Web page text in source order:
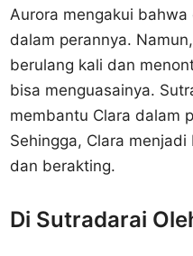
Aurora mengakui
dalam perannya.
berulang kali dan
bisa menguasainya.
membantu Clara dalam
Sehingga, Clara
dan berakting.
Di Sutradarai